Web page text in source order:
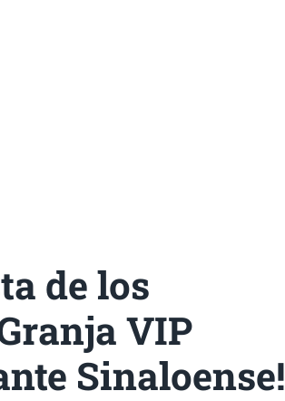
de los
VIP
Sinaloense!